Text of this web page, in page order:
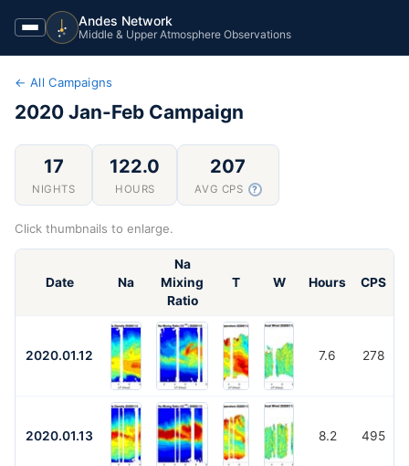
Andes Network
Middle & Upper Atmosphere Observations
← All Campaigns
2020 Jan-Feb Campaign
17
NIGHTS
122.0
HOURS
207
AVG CPS ?
Click thumbnails to enlarge.
Date Na
Na
Mixing
Ratio
T W Hours CPS
2020.01.12 7.6 278
2020.01.13 8.2 495